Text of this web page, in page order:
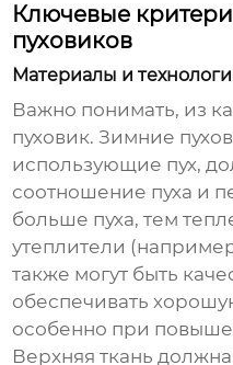
Ключевые
пуховиков
Материалы и
Важно понимать, из
пуховик.Зимние
использующие пух,
соотношение пуха и
больше пуха, тем
утеплители
также могут быть
обеспечивать
особенно при
Верхняя ткань